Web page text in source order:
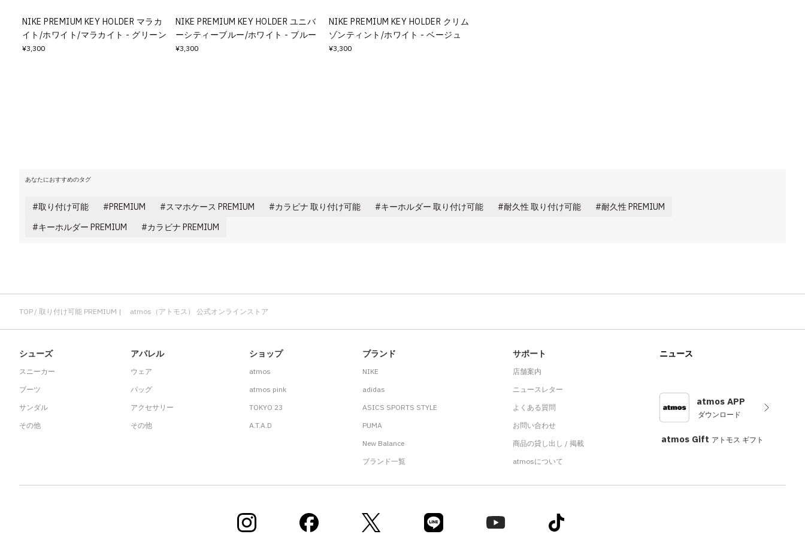
すべてのウェア
NIKE PREMIUM KEY HOLDER マラカ
イト/ホワイト/マラカイト - グリーン
¥3,300
NIKE PREMIUM KEY HOLDER ユニバ
ーシティーブルー/ホワイト - ブルー
¥3,300
NIKE PREMIUM KEY HOLDER クリム
ゾンティント/ホワイト - ベージュ
¥3,300
あなたにおすすめのタグ
取り付け可能 PREMIUM スマホケース PREMIUM カラビナ 取り付け可能 キーホルダー 取り付け可能 耐久性 取り付け可能
耐久性 PREMIUM
キーホルダー PREMIUM
カラビナ PREMIUM
TOP 取り付け可能 PREMIUM | atmos（アトモス） 公式オンラインストア
シューズ
スニーカー
ブーツ
サンダル
その他
アパレル
ウェア
バッグ
アクセサリー
その他
ショップ
atmos
atmos pink
TOKYO 23
A.T.A.D
ブランド
NIKE
adidas
ASICS SPORTS STYLE
PUMA
New Balance
ブランド一覧
サポート
店舗案内
ニュースレター
よくある質問
お問い合わせ
商品の貸し出し / 掲載
atmosについて
ニュース
atmos APP
ダウンロード
atmos Gift アトモス ギフト